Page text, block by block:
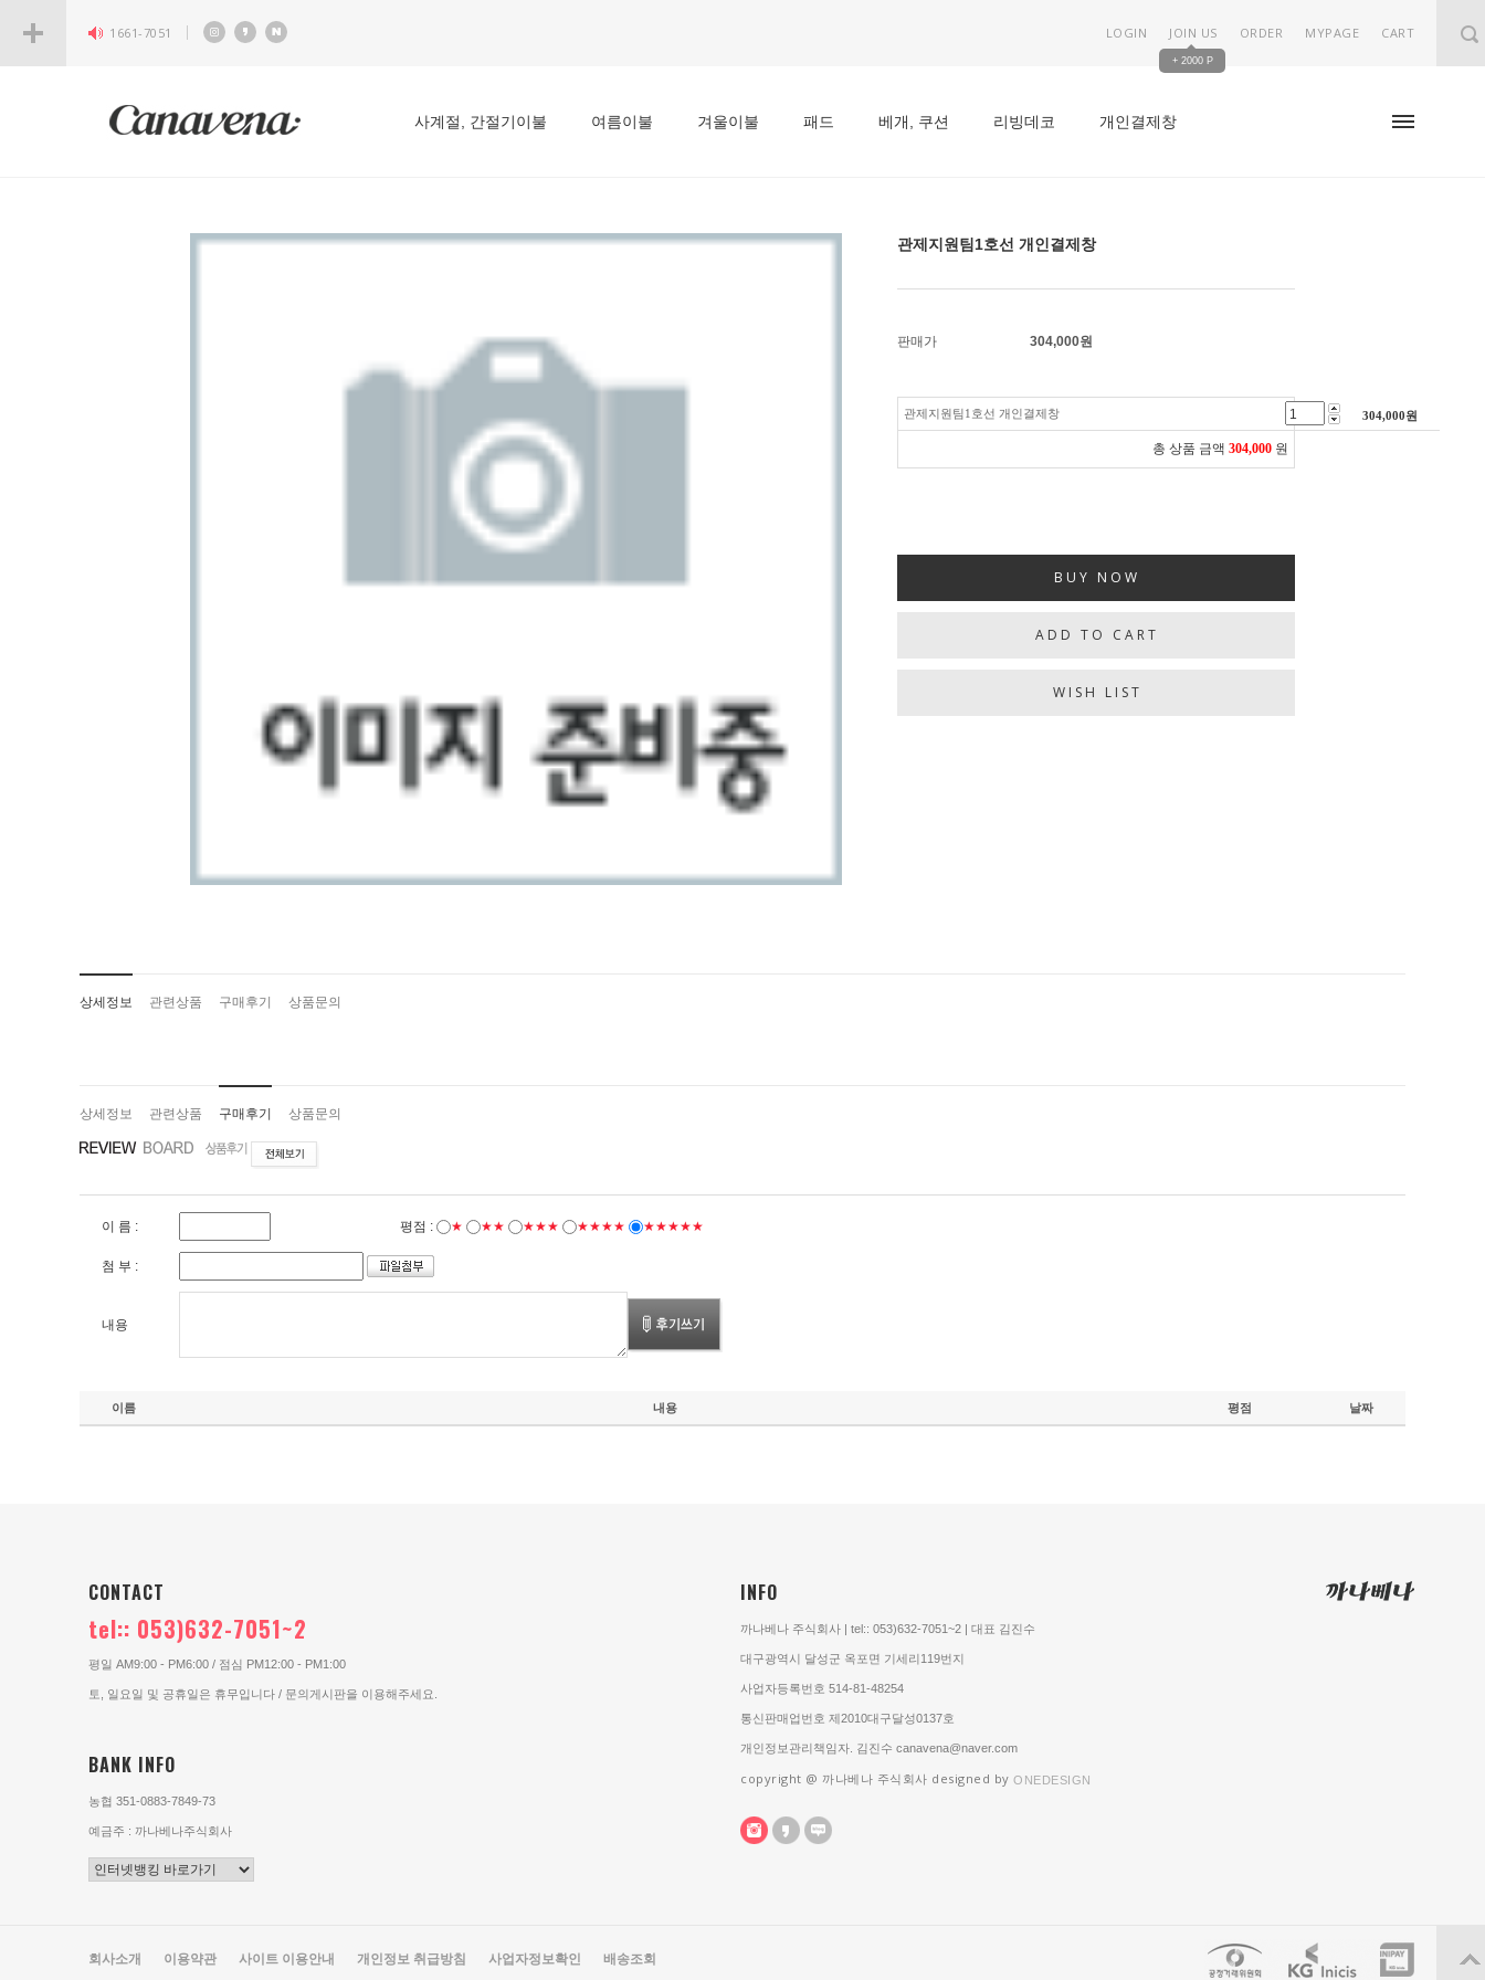
1661-7051 LOGIN JOIN US
+ 2000 P
ORDER MYPAGE CART
사계절, 간절기이불 여름이불 겨울이불 패드 베개, 쿠션 리빙데코 개인결제창
관제지원팀1호선 개인결제창
판매가 304,000원
관제지원팀1호선 개인결제창 304,000원
총 상품 금액 304,000 원
BUY NOW
ADD TO CART
WISH LIST
상세정보 관련상품 구매후기 상품문의
상세정보 관련상품 구매후기 상품문의
이 름 : 평점 : ★ ★★ ★★★ ★★★★ ★★★★★
첨 부 :
내용
이름 내용 평점 날짜
CONTACT
tel:: 053)632-7051~2
평일 AM9:00 - PM6:00 / 점심 PM12:00 - PM1:00
토, 일요일 및 공휴일은 휴무입니다 / 문의게시판을 이용해주세요.
BANK INFO
농협 351-0883-7849-73
예금주 : 까나베나주식회사
INFO
까나베나 주식회사 | tel:: 053)632-7051~2 | 대표 김진수
대구광역시 달성군 옥포면 기세리119번지
사업자등록번호 514-81-48254
통신판매업번호 제2010대구달성0137호
개인정보관리책임자. 김진수 canavena@naver.com
copyright @ 까나베나 주식회사 designed by ONEDESIGN
회사소개 이용약관 사이트 이용안내 개인정보 취급방침 사업자정보확인 배송조회